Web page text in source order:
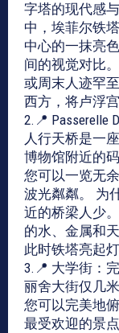
字塔的现代感
中，埃菲尔铁
中心的一抹亮
间的视觉对比
或周末人迹罕
西方，将卢浮
2.📍 Passerelle
人行天桥是一
博物馆附近的
您可以一览无
波光粼粼。 为
近的桥梁人少
的水、金属和
此时铁塔亮起
3.📍 大学街：
丽舍大街仅几
您可以完美地
最受欢迎的景